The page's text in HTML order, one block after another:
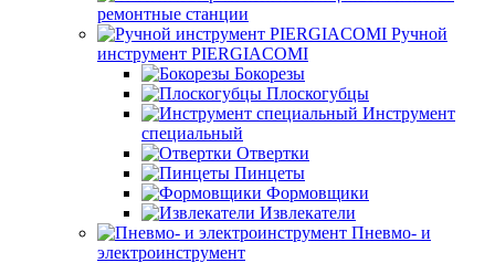
ремонтные станции
Ручной
инструмент PIERGIACOMI
Бокорезы
Плоскогубцы
Инструмент
специальный
Отвертки
Пинцеты
Формовщики
Извлекатели
Пневмо- и
электроинструмент